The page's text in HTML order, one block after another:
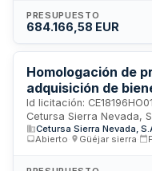
servicios de instalación
infraestructura
instalaciones
visualización actualizada.
PRESUPUESTO
684.166,58 EUR
Homologación de
adquisición de
disponibles en el
Nevada SA
Id licitación:
Cetursa Sierra Nevada,
Cetursa Sierra Nevada,
Abierto
Güéjar sierra